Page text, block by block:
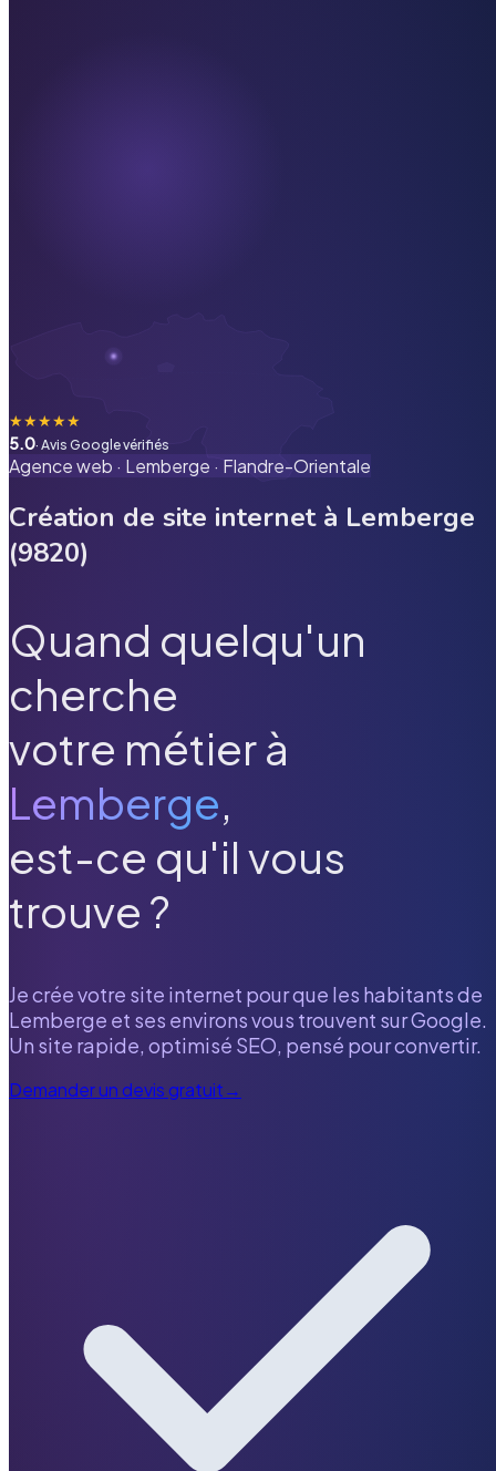
★★★★★
5.0· Avis Google vérifiés
Agence web · Lemberge · Flandre-Orientale
Création de site internet à Lemberge
(9820)
Quand quelqu'un
cherche
votre métier à
Lemberge,
est-ce qu'il vous
trouve ?
Je crée votre site internet pour que les habitants de
Lemberge et ses environs vous trouvent sur Google.
Un site rapide, optimisé SEO, pensé pour convertir.
Demander un devis gratuit→